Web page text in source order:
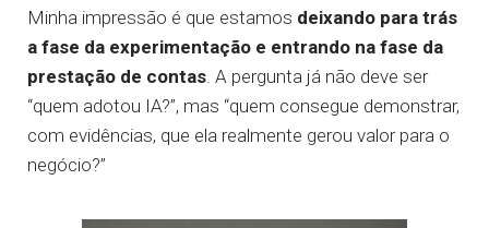
Minha impressão é que estamos deixando para trás
a fase da experimentação e entrando na fase da
prestação de contas. A pergunta já não deve ser
“quem adotou IA?”, mas “quem consegue demonstrar,
com evidências, que ela realmente gerou valor para o
negócio?”